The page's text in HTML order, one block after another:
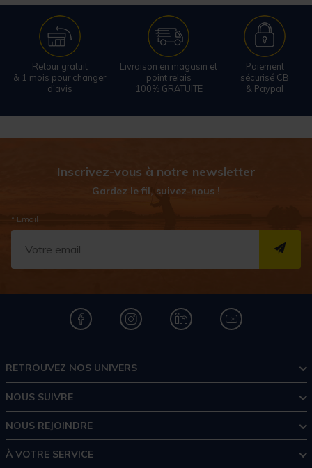
Retour gratuit
& 1 mois pour changer
d'avis
Livraison en magasin et
point relais
100% GRATUITE
Paiement
sécurisé CB
& Paypal
Inscrivez-vous à notre newsletter
Gardez le fil, suivez-nous !
* Email
RETROUVEZ NOS UNIVERS
NOUS SUIVRE
NOUS REJOINDRE
À VOTRE SERVICE